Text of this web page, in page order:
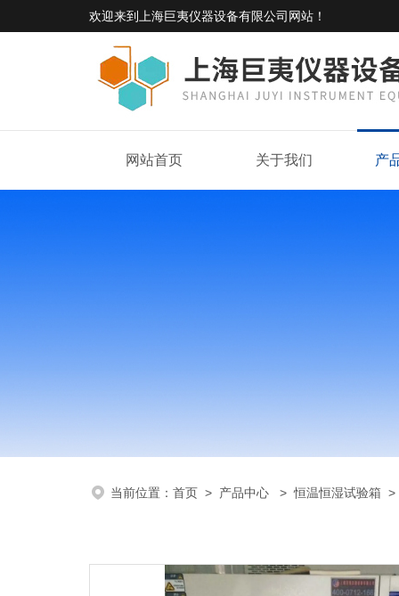
欢迎来到 上海巨夷仪器设备有限公司网站 ！
网站首页 关于我们 产
当前位置： 首页 > 产品中心 >恒温恒湿试验箱